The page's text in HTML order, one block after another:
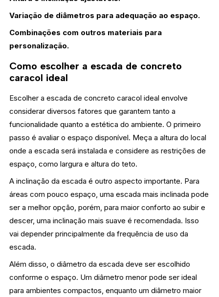
Variação de diâmetros para adequação ao espaço.
Combinações com outros materiais para
personalização.
Como escolher a escada de concreto
caracol ideal
Escolher a escada de concreto caracol ideal envolve
considerar diversos fatores que garantem tanto a
funcionalidade quanto a estética do ambiente. O primeiro
passo é avaliar o espaço disponível. Meça a altura do local
onde a escada será instalada e considere as restrições de
espaço, como largura e altura do teto.
A inclinação da escada é outro aspecto importante. Para
áreas com pouco espaço, uma escada mais inclinada pode
ser a melhor opção, porém, para maior conforto ao subir e
descer, uma inclinação mais suave é recomendada. Isso
vai depender principalmente da frequência de uso da
escada.
Além disso, o diâmetro da escada deve ser escolhido
conforme o espaço. Um diâmetro menor pode ser ideal
para ambientes compactos, enquanto um diâmetro maior